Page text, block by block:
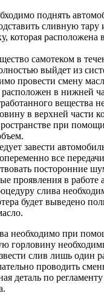
поднять
сливную тару
которая расположена
самотеком в
выйдет из
провести смену
в нижней
вещества
в верхней части
при
завести
все
посторонние
проявления в работе
слива
будет выведено
необходимо при
горловину
слив лишь один
проводить
деталь по